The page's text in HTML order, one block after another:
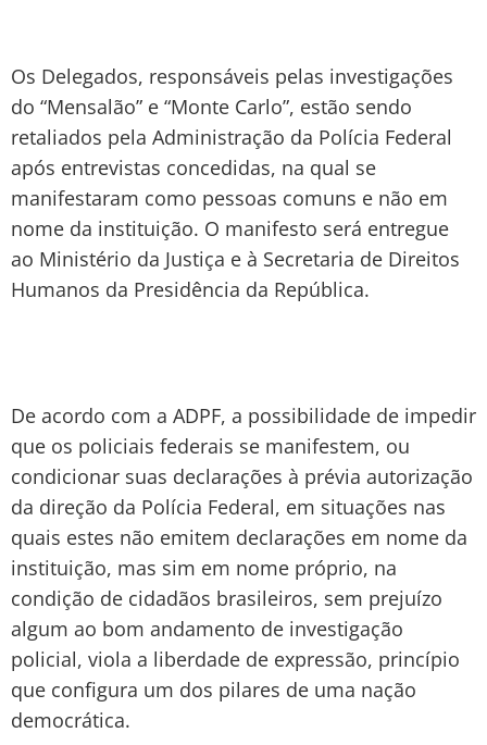
Os Delegados, responsáveis pelas investigações
do “Mensalão” e “Monte Carlo”, estão sendo
retaliados pela Administração da Polícia Federal
após entrevistas concedidas, na qual se
manifestaram como pessoas comuns e não em
nome da instituição. O manifesto será entregue
ao Ministério da Justiça e à Secretaria de Direitos
Humanos da Presidência da República.
De acordo com a ADPF, a possibilidade de impedir
que os policiais federais se manifestem, ou
condicionar suas declarações à prévia autorização
da direção da Polícia Federal, em situações nas
quais estes não emitem declarações em nome da
instituição, mas sim em nome próprio, na
condição de cidadãos brasileiros, sem prejuízo
algum ao bom andamento de investigação
policial, viola a liberdade de expressão, princípio
que configura um dos pilares de uma nação
democrática.